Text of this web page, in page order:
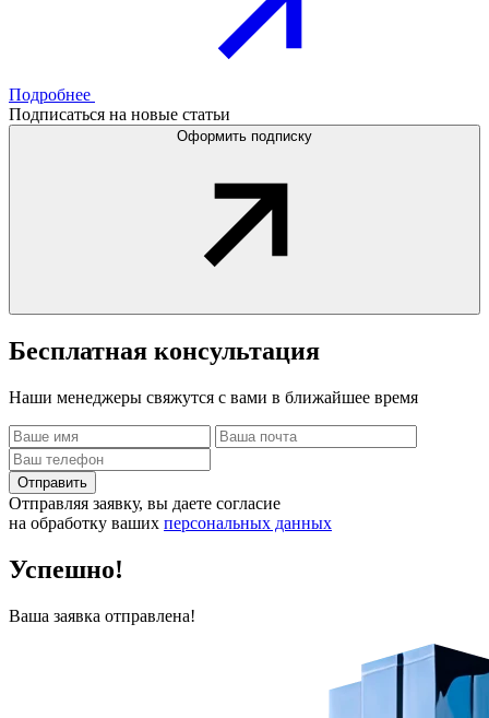
Подробнее
Подписаться на новые статьи
Оформить подписку
Бесплатная консультация
Наши менеджеры свяжутся с вами в ближайшее время
Отправить
Отправляя заявку, вы даете согласие
на обработку ваших персональных данных
Успешно!
Ваша заявка отправлена!